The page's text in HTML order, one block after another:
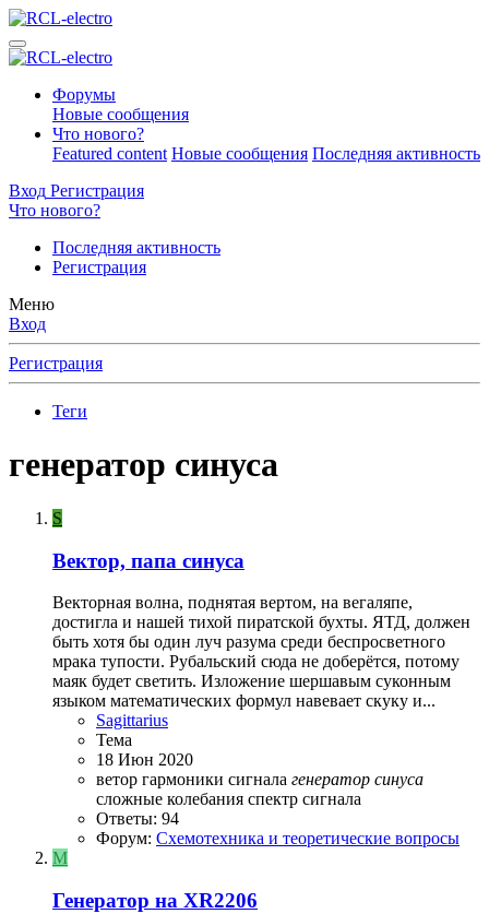
Форумы
Новые сообщения
Что нового?
Featured content Новые сообщения Последняя активность
Вход Регистрация
Что нового?
Последняя активность
Регистрация
Меню
Вход
Регистрация
Теги
генератор синуса
S
Вектор, папа синуса
Векторная волна, поднятая вертом, на вегаляпе,
достигла и нашей тихой пиратской бухты. ЯТД, должен
быть хотя бы один луч разума среди беспросветного
мрака тупости. Рубальский сюда не доберётся, потому
маяк будет светить. Изложение шершавым суконным
языком математических формул навевает скуку и...
Sagittarius
Тема
18 Июн 2020
ветор гармоники сигнала генератор синуса
сложные колебания спектр сигнала
Ответы: 94
Форум: Схемотехника и теоретические вопросы
M
Генератор на XR2206